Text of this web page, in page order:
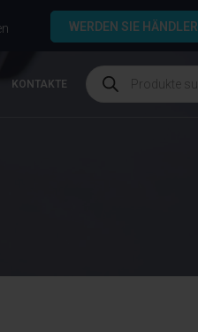
WERDEN SIE HÄNDLER
KONTAKTE